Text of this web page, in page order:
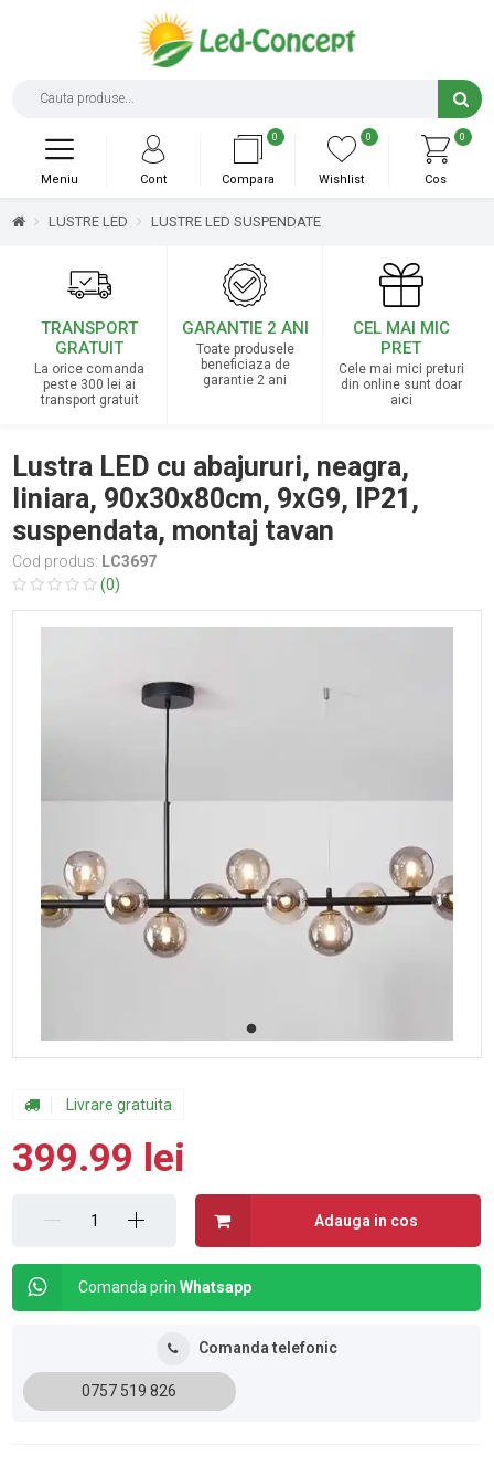
0
Cos
0
Wishlist
0
Compara
Cont
Meniu
LUSTRE LED LUSTRE LED SUSPENDATE
TRANSPORT
GRATUIT
La orice comanda
peste 300 lei ai
transport gratuit
GARANTIE 2 ANI
Toate produsele
beneficiaza de
garantie 2 ani
CEL MAI MIC
PRET
Cele mai mici preturi
din online sunt doar
aici
Lustra LED cu abajururi, neagra,
liniara, 90x30x80cm, 9xG9, IP21,
suspendata, montaj tavan
Cod produs: LC3697
(0)
Livrare gratuita
399.99 lei
Adauga in cos
Comanda prinWhatsapp
Comanda telefonic
0757 519 826